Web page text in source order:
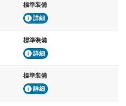
標準装備
詳細
標準装備
詳細
標準装備
詳細